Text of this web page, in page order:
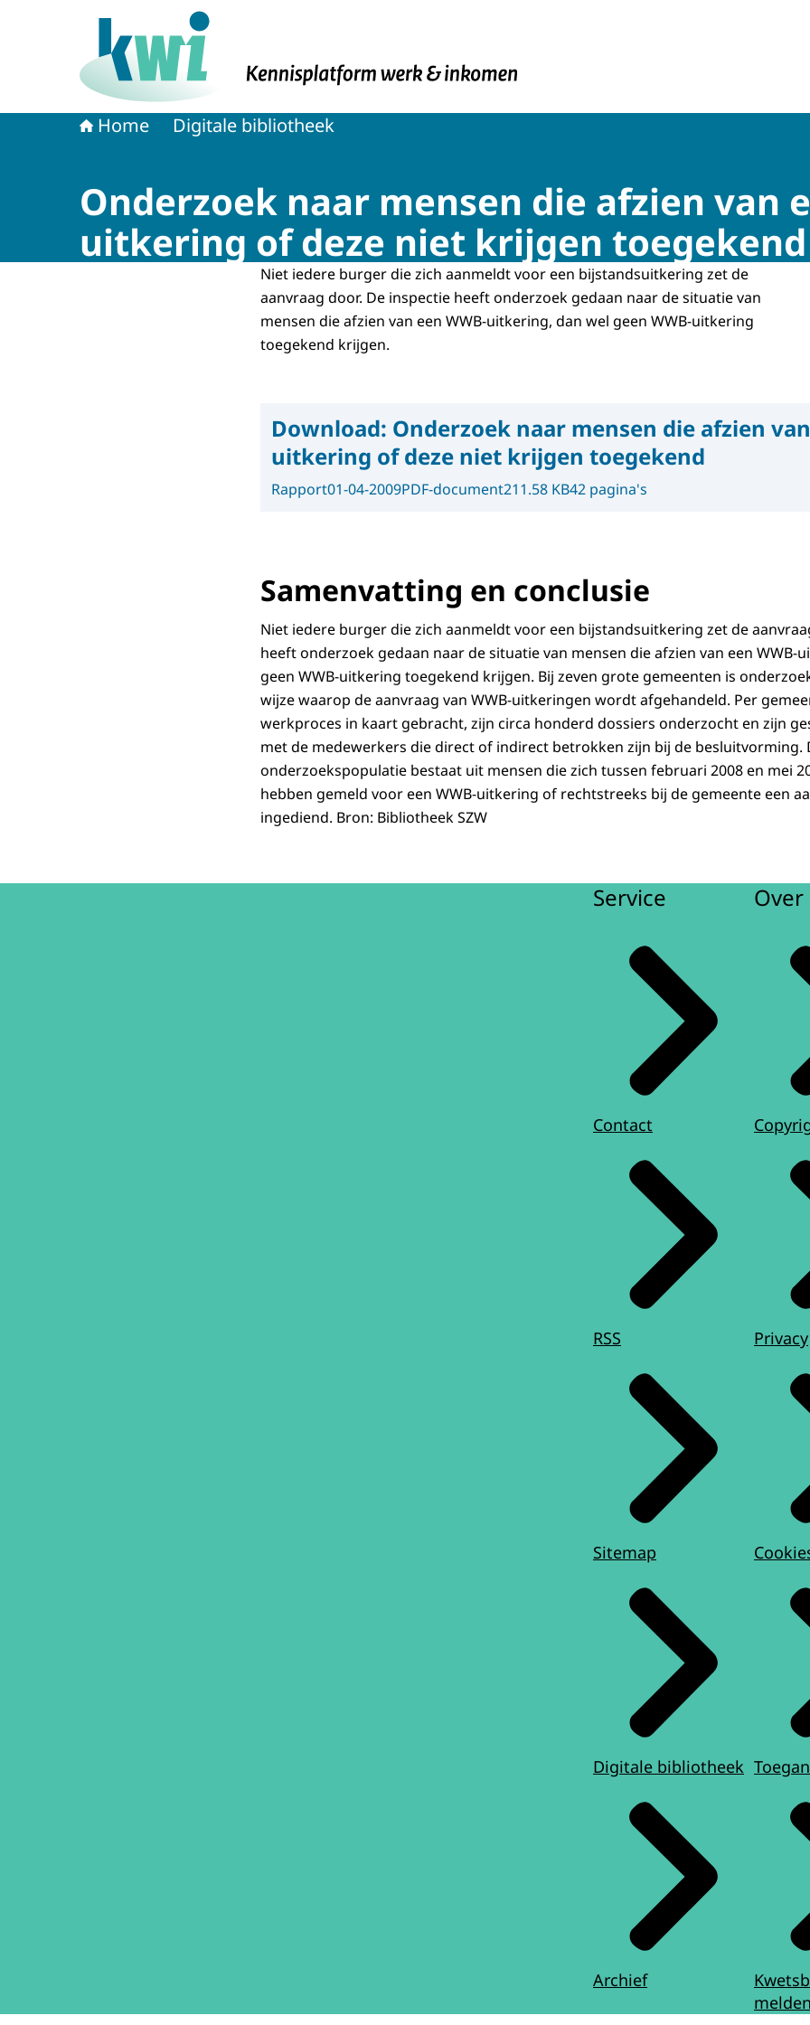
Naar de homepage van Kennisplatform Werk en Inkomen
Home Digitale bibliotheek
Onderzoek naar mensen die afzien van
uitkering of deze niet krijgen toegekend
Niet iedere burger die zich aanmeldt voor een bijstandsuitkering zet de
aanvraag door. De inspectie heeft onderzoek gedaan naar de situatie van
mensen die afzien van een WWB-uitkering, dan wel geen WWB-uitkering
toegekend krijgen.
Download: Onderzoek naar mensen die afzien
uitkering of deze niet krijgen toegekend
Rapport01-04-2009PDF-document211.58 KB42 pagina's
Samenvatting en conclusie
Niet iedere burger die zich aanmeldt voor een bijstandsuitkering zet de
heeft onderzoek gedaan naar de situatie van mensen die afzien van een WWB-
geen WWB-uitkering toegekend krijgen. Bij zeven grote gemeenten is
wijze waarop de aanvraag van WWB-uitkeringen wordt afgehandeld. Per
werkproces in kaart gebracht, zijn circa honderd dossiers onderzocht en zijn
met de medewerkers die direct of indirect betrokken zijn bij de besluitvorming.
onderzoekspopulatie bestaat uit mensen die zich tussen februari 2008 en mei
hebben gemeld voor een WWB-uitkering of rechtstreeks bij de gemeente een
ingediend. Bron: Bibliotheek SZW
Service
Contact
RSS
Sitemap
Digitale bibliotheek
Archief
Privacy